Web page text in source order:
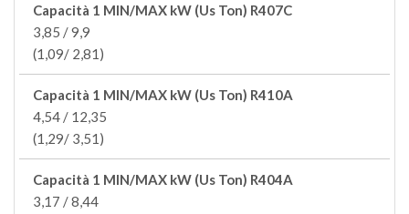
Capacità 1 MIN/MAX kW (Us Ton) R407C
3,85 / 9,9
(1,09/ 2,81)
Capacità 1 MIN/MAX kW (Us Ton) R410A
4,54 / 12,35
(1,29/ 3,51)
Capacità 1 MIN/MAX kW (Us Ton) R404A
3,17 / 8,44